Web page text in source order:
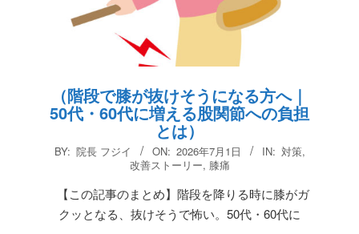
（階段で膝が抜けそうになる方へ｜
50代・60代に増える股関節への負担
とは）
2026-
BY: 院長 フジイ ON: 2026年7月1日 IN: 対策,
改善ストーリー, 膝痛
【この記事のまとめ】階段を降りる時に膝がガ
クッとなる、抜けそうで怖い。50代・60代に